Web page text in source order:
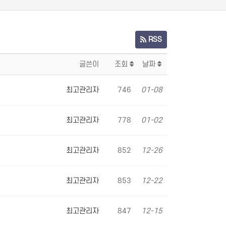
RSS
글쓴이 조회 날짜
최고관리자 746 01-08
최고관리자 778 01-02
최고관리자 852 12-26
최고관리자 853 12-22
최고관리자 847 12-15